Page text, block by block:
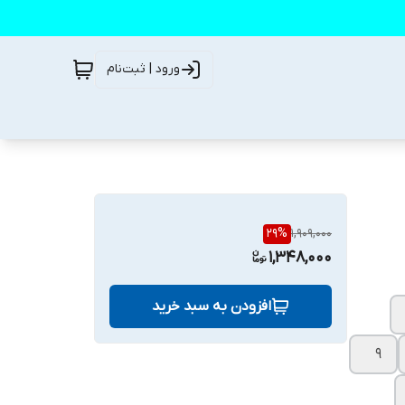
ورود | ثبت‌نام
9
1,909,000
29%
1,348,000
افزودن به سبد خرید